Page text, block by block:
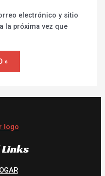
electrónico y sitio
la próxima vez que